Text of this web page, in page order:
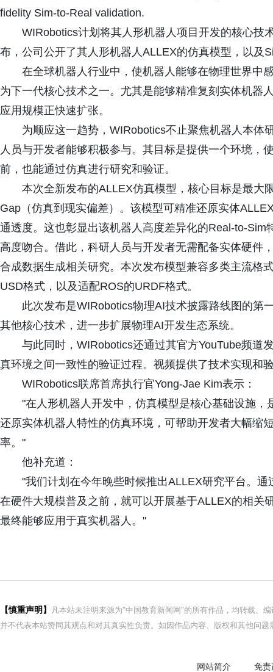
fidelity Sim-to-Real validation.
WIRobotics计划将其人形机器人项目开发的核心技
布，公司公开了其人形机器人ALLEX的仿真模型，以及
在全球机器人行业中，使机器人能够在物理世界中
为下一代核心技术之一。尤其是能够精准复刻实体机器
应用规模正快速扩张。
为顺应这一趋势，WIRobotics不止聚焦机器人本体
人员与开发者能够积极参与。其目标是提供一个环境，
前，也能通过仿真进行研究和验证。
本次全新发布的ALLEX仿真模型，核心目标是最大
Gap（仿真到现实偏差）。该模型可精准还原实体
通透度。这也彰显出该机器人高度差异化的Real-to-
高度吻合。借此，科研人员与开发者无需配备实体硬件
合成数据生成相关研究。本次发布模型兼容多类主流格
USD格式，以及适配ROS的URDF格式。
此次发布是WIRobotics物理AI技术披露路线图的第
其他核心技术，进一步扩展物理AI开发生态系统。
与此同时，WIRobotics还通过其官方YouTube频道
真环境之间一致性的验证过程。视频提供了技术实现和
WIRobotics联席首席执行官Yong-Jae Kim表示：
"在人形机器人开发中，仿真模型是核心基础设施
还原实体机器人特性的仿真环境，可帮助开发者大幅缩
率。"
他补充道：
"我们计划在今年晚些时候推出ALLEX研究平台。
在硬件大规模普及之前，就可以开展基于ALLEX的相关
最终能够应用于真实机器人。"
【慎重声明】
凡本站未注明来源为"中国教育新闻网"的所有作品，均转载、
并不代表本站赞同其观点和对其真实性负责。如因作品内容、版权和其他问
网站简介 免责